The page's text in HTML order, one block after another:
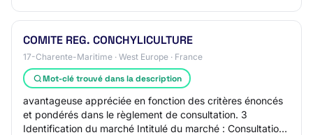
COMITE REG. CONCHYLICULTURE
17-Charente-Maritime · West Europe · France
Mot-clé trouvé dans la description
avantageuse appréciée en fonction des critères énoncés
et pondérés dans le règlement de consultation. 3
Identification du marché Intitulé du marché : Consultation